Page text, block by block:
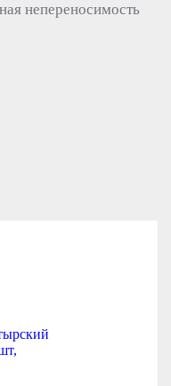
непереносимость